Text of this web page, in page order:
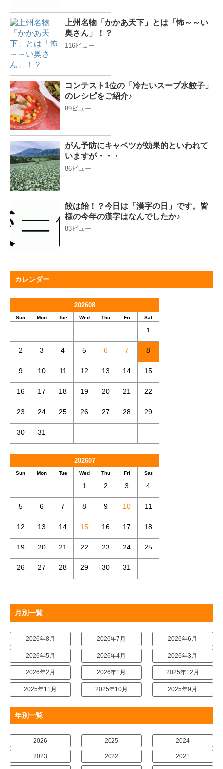
上州名物「かかあ天下」とは「怖～～い
奥さん」！？
116ビュー
コンテスト1位の「冷たいスープ水餃子」
のレシピをご紹介♪
89ビュー
がん予防にキャベツが効果的といわれて
いますが・・・
86ビュー
餃は飴！？今日は「漢字の日」です。皆
様の今年の漢字はなんでしたか♪
83ビュー
カレンダー
202608
Sun Mon Tue Wed Thu Fri Sat
1
2 3 4 5 6 7 8
9 10 11 12 13 14 15
16 17 18 19 20 21 22
23 24 25 26 27 28 29
30 31
202607
Sun Mon Tue Wed Thu Fri Sat
1 2 3 4
5 6 7 8 9 10 11
12 13 14 15 16 17 18
19 20 21 22 23 24 25
26 27 28 29 30 31
月別一覧
2026年8月 2026年7月 2026年6月
2026年5月 2026年4月 2026年3月
2026年2月 2026年1月 2025年12月
2025年11月 2025年10月 2025年9月
年別一覧
2026 2025 2024
2023 2022 2021